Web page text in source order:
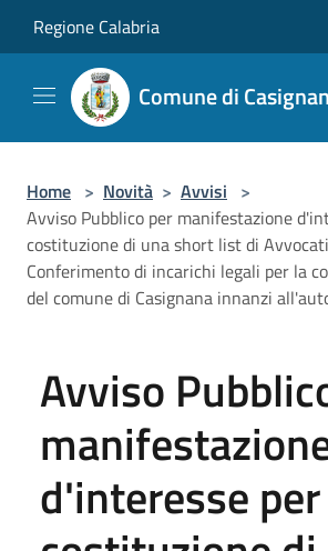
Regione Calabria
Comune di
Home > Novità > Avvisi >
Avviso Pubblico per manifestazione
costituzione di una short list di
Conferimento di incarichi legali per la
del comune di Casignana innanzi
Avviso
d'interesse per